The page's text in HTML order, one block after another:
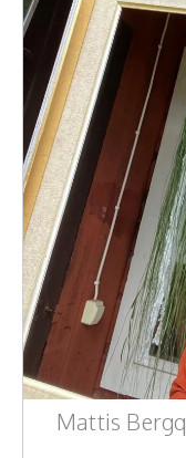
Affärsnytta
Effektivitet,
Framtid, trender
Försäljning,
kundfokus
Förändring,
Hälsa, friskvård
Innovation,
intraprenörskap
Mattis